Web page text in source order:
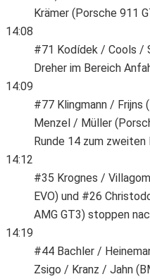
Krämer (Porsche 911
14:08
#71 Kodídek / Cools /
Dreher im Bereich
14:09
#77 Klingmann / Frijns
Menzel / Müller
Runde 14 zum zweiten
14:12
#35 Krognes /
EVO) und #26
AMG GT3) stoppen
14:19
#44 Bachler /
Zsigo / Kranz / Jahn